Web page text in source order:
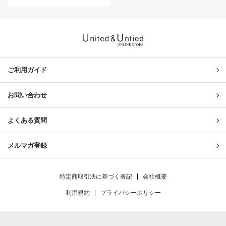
ご利用ガイド
お問い合わせ
よくある質問
メルマガ登録
特定商取引法に基づく表記 会社概要
利用規約 プライバシーポリシー